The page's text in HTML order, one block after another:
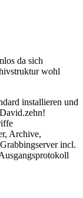
da sich
wohl
installieren und
Archive,
incl.